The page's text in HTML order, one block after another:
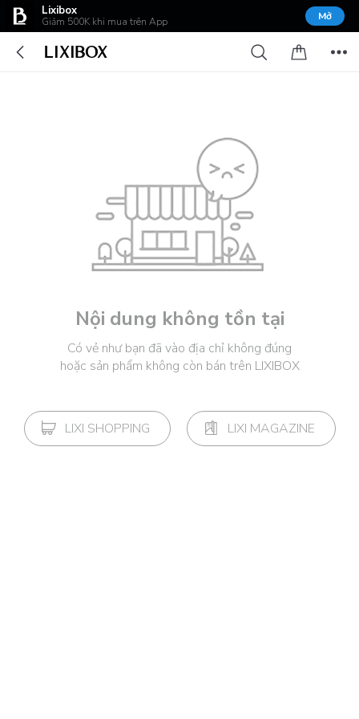
Lixibox
Giảm 500K khi mua trên App Mở
Nội dung không tồn tại
Có vẻ như bạn đã vào địa chỉ không đúng
hoặc sản phẩm không còn bán trên LIXIBOX
LIXI SHOPPING LIXI MAGAZINE